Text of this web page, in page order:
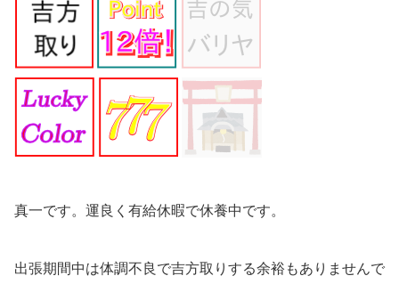
真一です。運良く有給休暇で休養中です。
出張期間中は体調不良で吉方取りする余裕もありませんで